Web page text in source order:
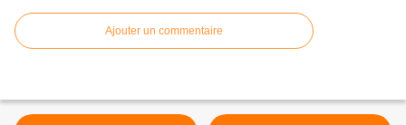
Ajouter un commentaire